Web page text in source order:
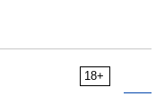
18+